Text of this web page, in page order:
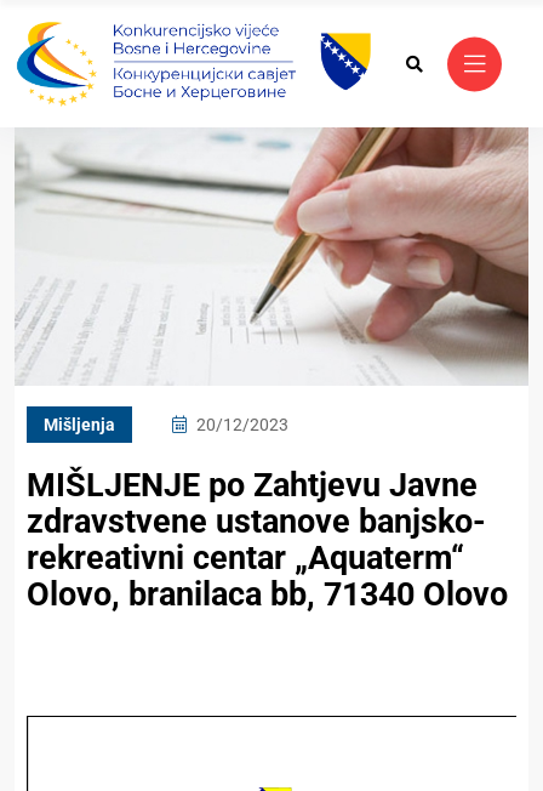
Mišljenja 20/12/2023
MIŠLJENJE po Zahtjevu Javne
zdravstvene ustanove banjsko-
rekreativni centar „Aquaterm“
Olovo, branilaca bb, 71340 Olovo